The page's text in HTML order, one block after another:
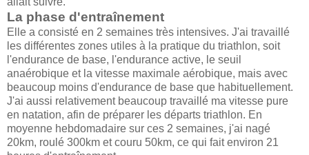
La phase d'entraînement
Elle a consisté en 2 semaines très intensives. J'ai travaillé
les différentes zones utiles à la pratique du triathlon, soit
l'endurance de base, l'endurance active, le seuil
anaérobique et la vitesse maximale aérobique, mais avec
beaucoup moins d'endurance de base que habituellement.
J'ai aussi relativement beaucoup travaillé ma vitesse pure
en natation, afin de préparer les départs triathlon. En
moyenne hebdomadaire sur ces 2 semaines, j'ai nagé
20km, roulé 300km et couru 50km, ce qui fait environ 21